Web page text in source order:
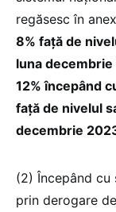
regăsesc în
8% față de
luna
12% începând
față de nivelul
decembrie
(2) Începând cu
prin derogare